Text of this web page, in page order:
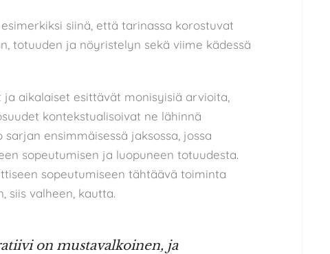
siinä, että tarinassa korostuvat
totuuden ja nöyristelyn sekä viime kädessä
aikalaiset esittävät monisyisiä arvioita,
kontekstualisoivat ne lähinnä
ensimmäisessä jaksossa, jossa
sopeutumisen ja luopuneen totuudesta.
sopeutumiseen tähtäävä toiminta
siis valheen, kautta.
on mustavalkoinen, ja